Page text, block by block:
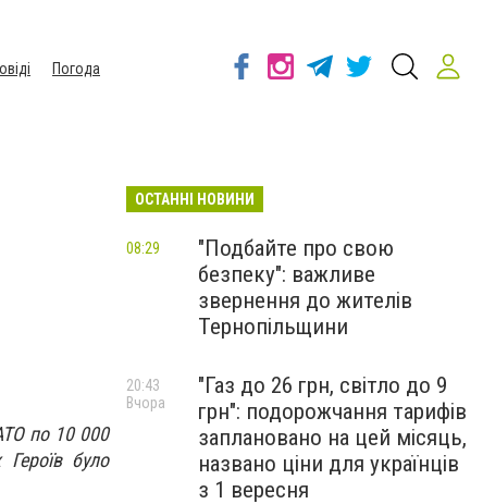
Погода
по 10 000
було
ОСТАННІ НОВИНИ
"Подбайте про свою
безпеку": важливе
звернення до жителів
Тернопільщини
08:29
"Газ до 26 грн, світло до 9
грн": подорожчання тарифів
заплановано на цей місяць,
названо ціни для українців
з 1 вересня
20:43
Вчора